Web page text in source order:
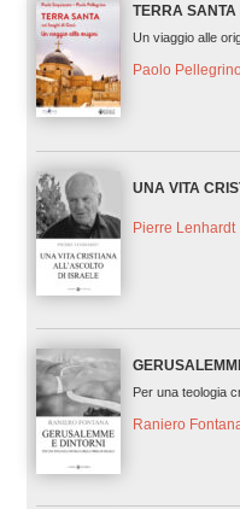
TERRA SANTA
Un viaggio alle
Paolo
UNA VITA
Pierre Lenhardt
Per una teologia
Raniero